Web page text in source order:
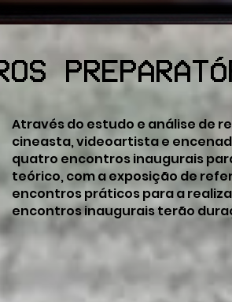
Através do estudo e análise de
cineasta, videoartista e
quatro encontros inaugurais
teórico, com a exposição de
encontros práticos para a
encontros inaugurais terão